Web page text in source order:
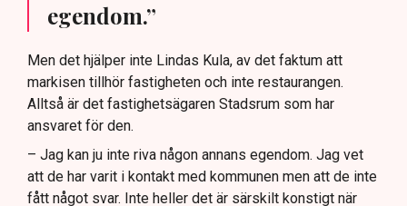
egendom.”
Men det hjälper inte Lindas Kula, av det faktum att
markisen tillhör fastigheten och inte restaurangen.
Alltså är det fastighetsägaren Stadsrum som har
ansvaret för den.
– Jag kan ju inte riva någon annans egendom. Jag vet
att de har varit i kontakt med kommunen men att de inte
fått något svar. Inte heller det är särskilt konstigt när